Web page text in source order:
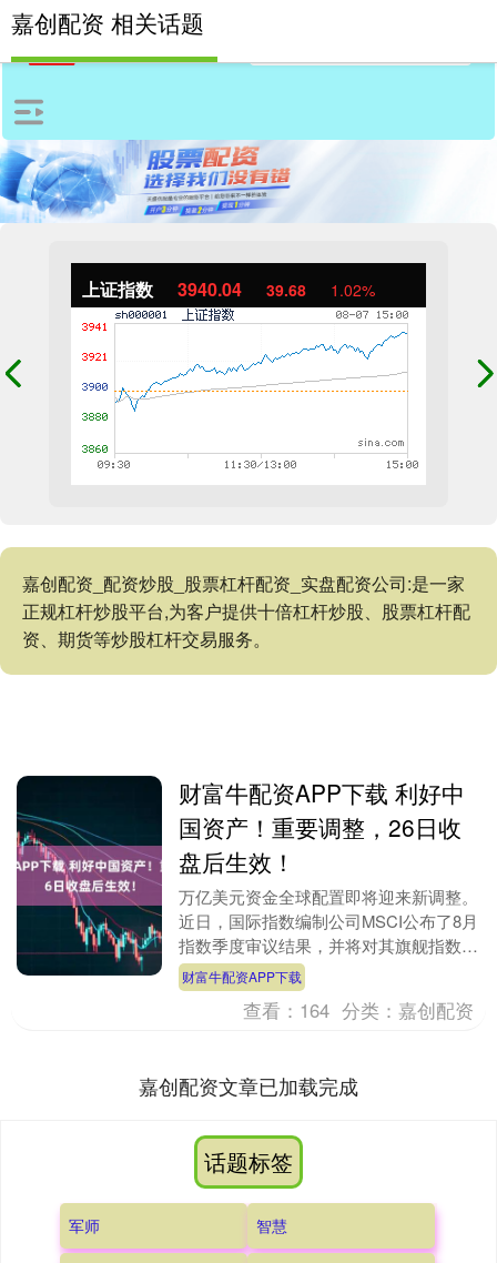
上证指数 3940.04 39.68 1.02%
嘉创配资_配资炒股_股票杠杆配资_实盘配资公司:是一家
正规杠杆炒股平台,为客户提供十倍杠杆炒股、股票杠杆配
资、期货等炒股杠杆交易服务。
嘉创配资 相关话题
财富牛配资APP下载 利好中
国资产！重要调整，26日收
盘后生效！
万亿美元资金全球配置即将迎来新调整。
近日，国际指数编制公司MSCI公布了8月
指数季度审议结果，并将对其旗舰指数体
系进行大规模调整，引发国际资本市场的
广泛关注。....
财富牛配资APP下载
查看： 164 分类：嘉创配资
嘉创配资文章已加载完成
话题标签
军师 智慧